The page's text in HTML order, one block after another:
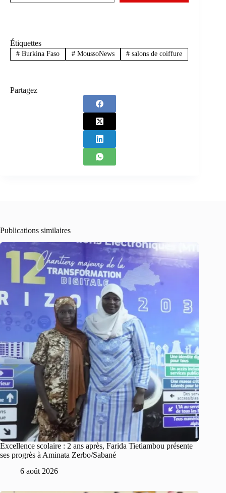
Étiquettes
#Burkina Faso #MoussoNews # salons de coiffure
Partagez
Publications similaires
Excellence scolaire : 2 ans après, Farida Tietiambou présente
ses progrès à Aminata Zerbo/Sabané
6 août 2026